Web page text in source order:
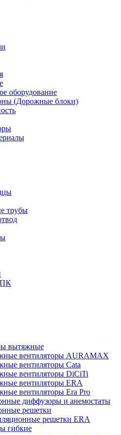
оборудование
(Дорожные блоки)
трубы
вытяжные
вентиляторы AURAMAX
вентиляторы Cata
вентиляторы DiCiTi
вентиляторы ERA
вентиляторы Era Pro
диффузоры и анемостаты
решетки
решетки ERA
гибкие